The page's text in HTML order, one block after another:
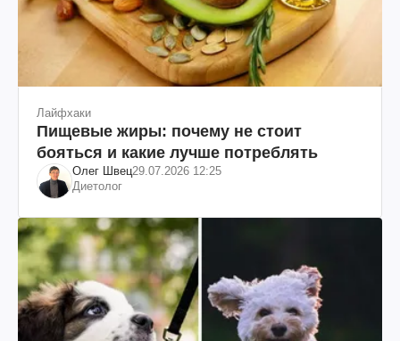
Лайфхаки
Пищевые жиры: почему не стоит
бояться и какие лучше потреблять
Олег Швец29.07.2026 12:25
Диетолог